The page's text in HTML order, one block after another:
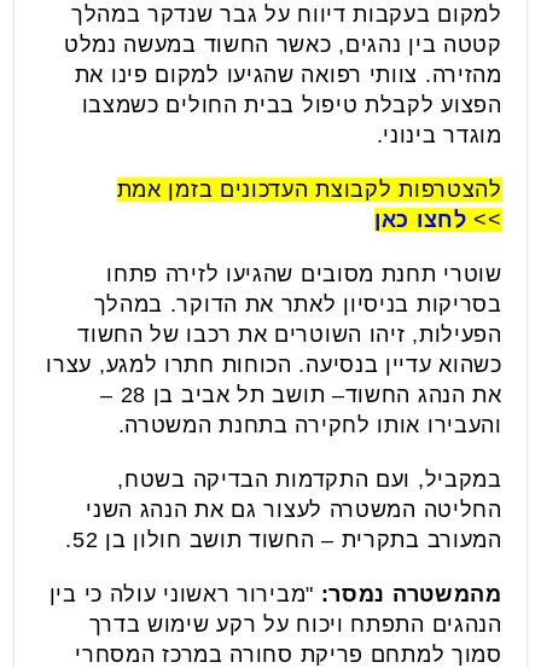
למקום בעקבות דיווח על גבר שנדקר במהלך
קטטה בין נהגים, כאשר החשוד במעשה נמלט
מהזירה. צוותי רפואה שהגיעו למקום פינו את
הפצוע לקבלת טיפול בבית החולים כשמצבו
מוגדר בינוני.
להצטרפות לקבוצת העדכונים בזמן אמת
>> לחצו כאן
שוטרי תחנת מסובים שהגיעו לזירה פתחו
בסריקות בניסיון לאתר את הדוקר. במהלך
הפעילות, זיהו השוטרים את רכבו של החשוד
כשהוא עדיין בנסיעה. הכוחות חתרו למגע, עצרו
את הנהג החשוד– תושב תל אביב בן 28 –
והעבירו אותו לחקירה בתחנת המשטרה.
במקביל, ועם התקדמות הבדיקה בשטח,
החליטה המשטרה לעצור גם את הנהג השני
המעורב בתקרית – החשוד תושב חולון בן 52.
מהמשטרה נמסר: "מבירור ראשוני עולה כי בין
הנהגים התפתח ויכוח על רקע שימוש בדרך
סמוך למתחם פריקת סחורה במרכז המסחרי